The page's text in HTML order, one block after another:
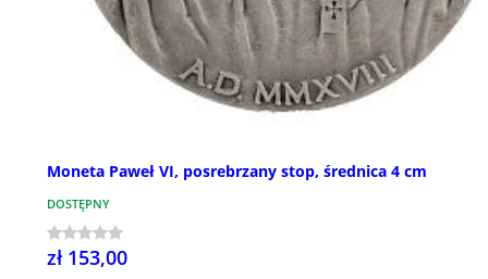
Moneta Paweł VI, posrebrzany stop, średnica 4 cm
DOSTĘPNY
zł 153,00